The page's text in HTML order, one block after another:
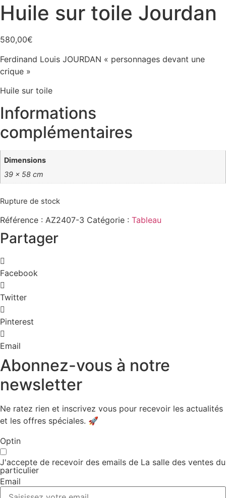
Huile sur toile Jourdan
580,00€
Ferdinand Louis JOURDAN « personnages devant une
crique »
Huile sur toile
Informations
complémentaires
Dimensions
39 × 58 cm
Rupture de stock
Référence : AZ2407-3 Catégorie : Tableau
Partager
Facebook
Twitter
Pinterest
Email
Abonnez-vous à notre
newsletter
Ne ratez rien et inscrivez vous pour recevoir les actualités
et les offres spéciales. 🚀​
Optin
J'accepte de recevoir des emails de La salle des ventes du
particulier
Email